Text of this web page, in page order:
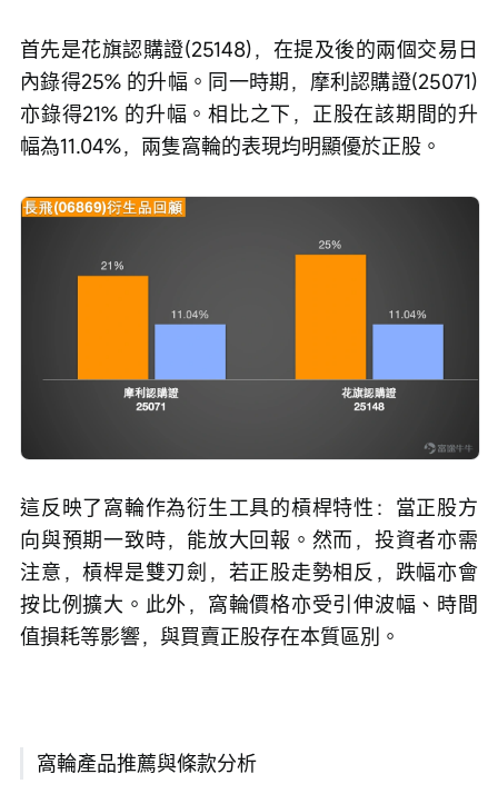
首先是花旗認購證(25148)，在提及後的兩個交易日
內錄得25% 的升幅。同一時期，摩利認購證(25071)
亦錄得21% 的升幅。相比之下，正股在該期間的升
幅為11.04%，兩隻窩輪的表現均明顯優於正股。
這反映了窩輪作為衍生工具的槓桿特性：當正股方
向與預期一致時，能放大回報。然而，投資者亦需
注意，槓桿是雙刃劍，若正股走勢相反，跌幅亦會
按比例擴大。此外，窩輪價格亦受引伸波幅、時間
值損耗等影響，與買賣正股存在本質區別。
窩輪產品推薦與條款分析